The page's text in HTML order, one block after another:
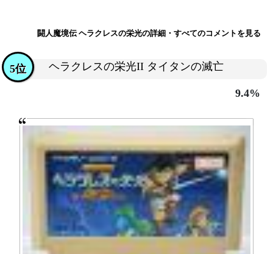
闘人魔境伝 ヘラクレスの栄光の詳細・すべてのコメントを見る
ヘラクレスの栄光II タイタンの滅亡
5位
9.4%